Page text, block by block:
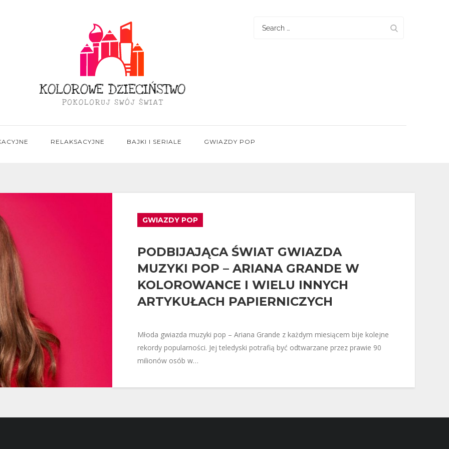
RELAKSACYJNE BAJKI I SERIALE GWIAZDY POP
Search
GWIAZDY POP
PODBIJAJĄCA ŚWIAT GWIAZDA
MUZYKI POP – ARIANA GRANDE W
KOLOROWANCE I WIELU INNYCH
ARTYKUŁACH PAPIERNICZYCH
Młoda gwiazda muzyki pop – Ariana Grande z każdym miesiącem bije kolejne
rekordy popularności. Jej teledyski potrafią być odtwarzane przez prawie 90
milionów osób w…